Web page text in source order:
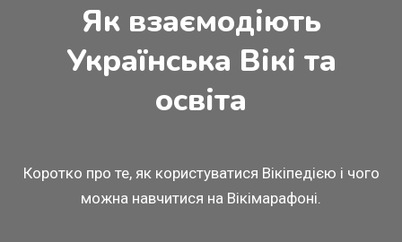
Як взаємодіють
Українська Вікі та
освіта
Коротко про те, як користуватися Вікіпедією і чого
можна навчитися на Вікімарафоні.